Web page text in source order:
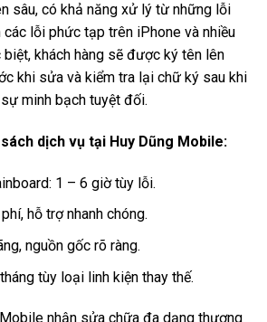
sâu, có khả năng xử lý từ những lỗi
lỗi phức tạp trên iPhone và nhiều
khách hàng sẽ được ký tên lên
khi sửa và kiểm tra lại chữ ký sau khi
minh bạch tuyệt đối.
dịch vụ tại Huy Dũng Mobile:
1 – 6 giờ tùy lỗi.
hỗ trợ nhanh chóng.
nguồn gốc rõ ràng.
tùy loại linh kiện thay thế.
Mobile nhận sửa chữa đa dạng thương